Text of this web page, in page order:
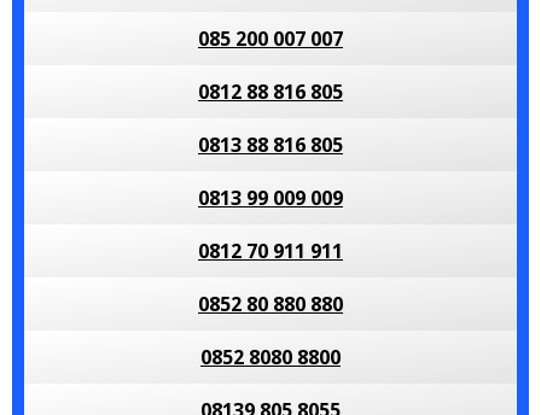
085 200 007 007
0812 88 816 805
0813 88 816 805
0813 99 009 009
0812 70 911 911
0852 80 880 880
0852 8080 8800